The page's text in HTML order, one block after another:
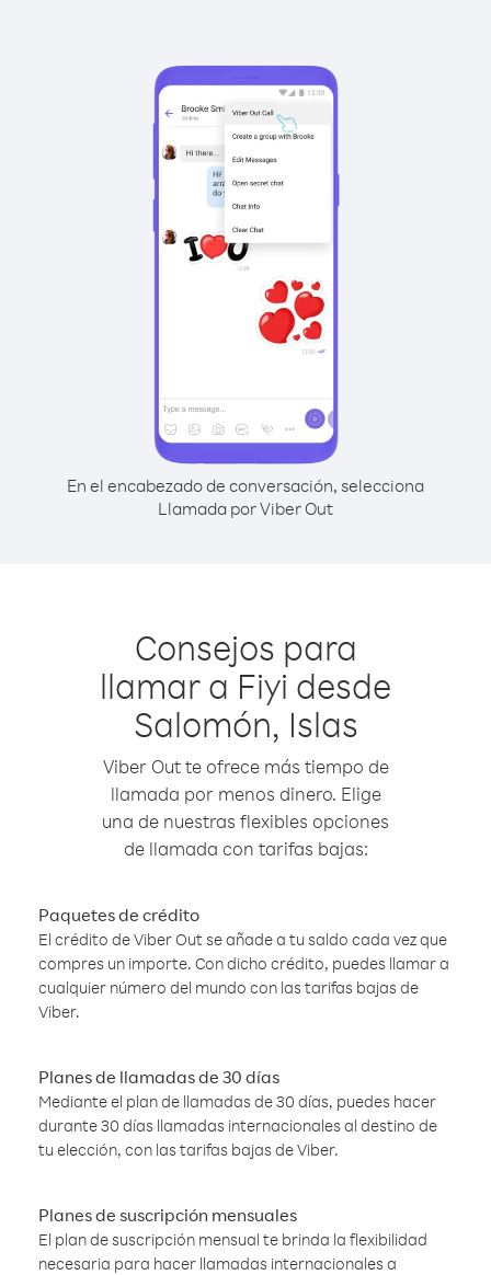
En el encabezado de conversación, selecciona
Llamada por Viber Out
Consejos para
llamar a Fiyi desde
Salomón, Islas
Viber Out te ofrece más tiempo de
llamada por menos dinero. Elige
una de nuestras flexibles opciones
de llamada con tarifas bajas:
Paquetes de crédito
El crédito de Viber Out se añade a tu saldo cada vez que
compres un importe. Con dicho crédito, puedes llamar a
cualquier número del mundo con las tarifas bajas de
Viber.
Planes de llamadas de 30 días
Mediante el plan de llamadas de 30 días, puedes hacer
durante 30 días llamadas internacionales al destino de
tu elección, con las tarifas bajas de Viber.
Planes de suscripción mensuales
El plan de suscripción mensual te brinda la flexibilidad
necesaria para hacer llamadas internacionales a